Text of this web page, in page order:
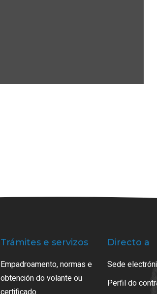
Trámites e servizos
Empadroamento, normas e
obtención do volante ou
Directo a
Sede
Perfil do